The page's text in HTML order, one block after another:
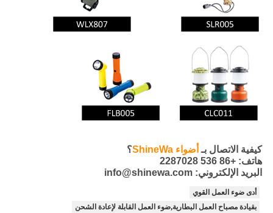
كيفية الاتصال بـ أضواء ShineWa
؟
هاتف: +86 536 2287028
البريد الإلكتروني: info@shinewa.com
أدى ضوء العمل القوي
بقيادة مصباح العمل البطارية,ضوء العمل القابلة لإعادة الشحن